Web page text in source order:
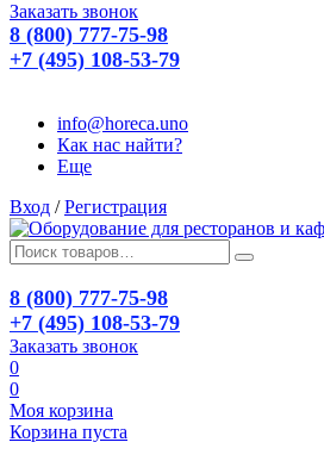
Заказать звонок
8 (800) 777-75-98
+7 (495) 108-53-79
info@horeca.uno
Как нас найти?
Еще
Вход / Регистрация
8 (800) 777-75-98
+7 (495) 108-53-79
Заказать звонок
0
0
Моя корзина
Корзина пуста